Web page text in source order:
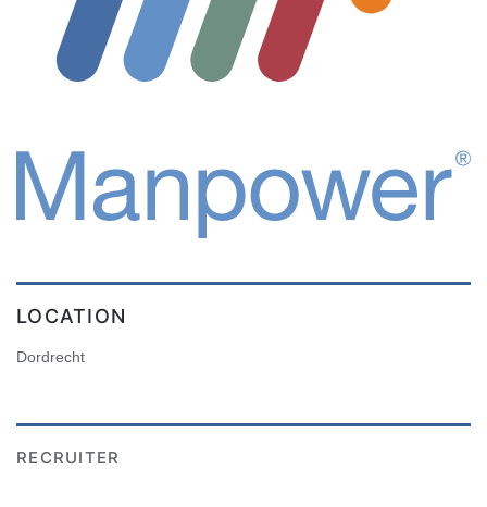
LOCATION
Dordrecht
RECRUITER